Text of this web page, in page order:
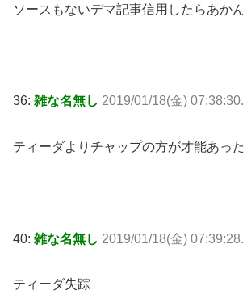
ソースもないデマ記事信用したらあか
36: 雑な名無し 2019/01/18(金)
ティーダよりチャップの方が才能あった
40: 雑な名無し 2019/01/18(金)
ティーダ失踪